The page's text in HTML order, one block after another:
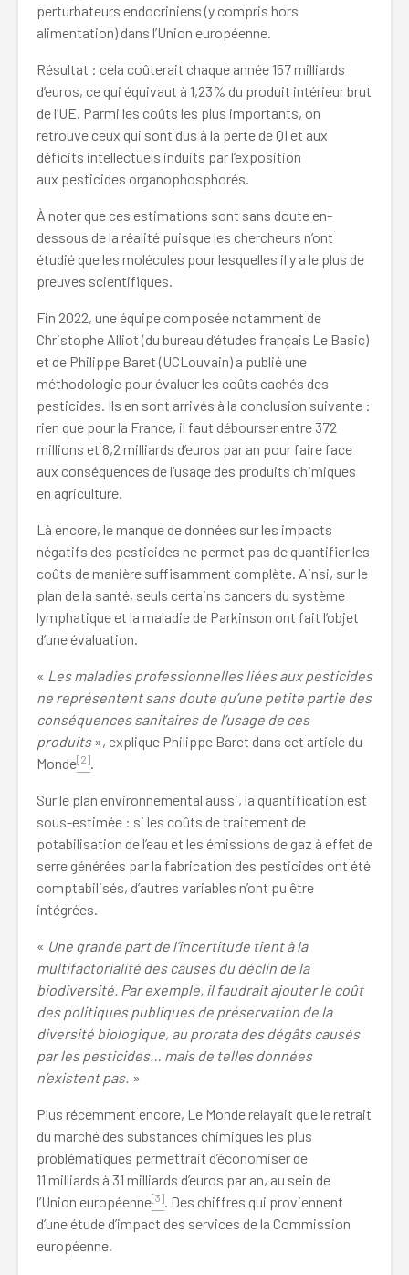
perturbateurs endocriniens (y compris hors
alimentation) dans l’Union européenne.
Résultat : cela coûterait chaque année 157 milliards
d’euros, ce qui équivaut à 1,23% du produit intérieur brut
de l’UE. Parmi les coûts les plus importants, on
retrouve ceux qui sont dus à la perte de QI et aux
déficits intellectuels induits par l’exposition
aux pesticides organophosphorés.
À noter que ces estimations sont sans doute en-
dessous de la réalité puisque les chercheurs n’ont
étudié que les molécules pour lesquelles il y a le plus de
preuves scientifiques.
Fin 2022, une équipe composée notamment de
Christophe Alliot (du bureau d’études français Le Basic)
et de Philippe Baret (UCLouvain) a publié une
méthodologie pour évaluer les coûts cachés des
pesticides. Ils en sont arrivés à la conclusion suivante :
rien que pour la France, il faut débourser entre 372
millions et 8,2 milliards d’euros par an pour faire face
aux conséquences de l’usage des produits chimiques
en agriculture.
Là encore, le manque de données sur les impacts
négatifs des pesticides ne permet pas de quantifier les
coûts de manière suffisamment complète. Ainsi, sur le
plan de la santé, seuls certains cancers du système
lymphatique et la maladie de Parkinson ont fait l’objet
d’une évaluation.
« Les maladies professionnelles liées aux pesticides
ne représentent sans doute qu’une petite partie des
conséquences sanitaires de l’usage de ces
produits», explique Philippe Baret dans cet article du
Monde[2]
Sur le plan environnemental aussi, la quantification est
sous-estimée : si les coûts de traitement de
potabilisation de l’eau et les émissions de gaz à effet de
serre générées par la fabrication des pesticides ont été
comptabilisés, d’autres variables n’ont pu être
intégrées.
« Une grande part de l’incertitude tient à la
multifactorialité des causes du déclin de la
biodiversité. Par exemple, il faudrait ajouter le coût
des politiques publiques de préservation de la
diversité biologique, au prorata des dégâts causés
par les pesticides… mais de telles données
n’existent pas. »
Plus récemment encore, Le Monde relayait que le retrait
du marché des substances chimiques les plus
problématiques permettrait d’économiser de
11 milliards à 31 milliards d’euros par an, au sein de
l’Union européenne[3] . Des chiffres qui proviennent
d’une étude d’impact des services de la Commission
européenne.